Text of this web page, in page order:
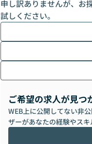
申し訳ありませんが、お
試しください。
ご希望の求人が見つ
WEB上に公開してない非
ザーがあなたの経験やスキ